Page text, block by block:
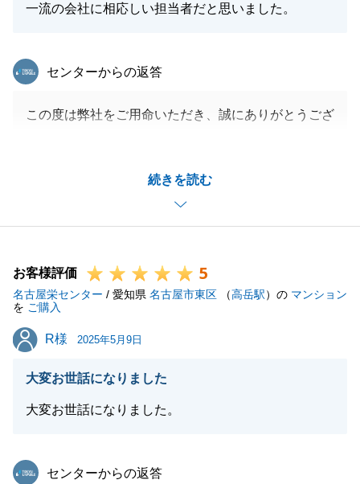
一流の会社に相応しい担当者だと思いました。
続きを読む
東急リバブル
センターからの返答
この度は弊社をご用命いただき、誠にありがとうござ
ご協力頂きましたおかげで、無事お引渡し完了となり
誠にありがとうございました。
気軽にご相談お待ちしております。
お客様評価 5
名古屋栄センター / 愛知県 名古屋市東区 （高岳駅）の マンション
を ご購入
R様
R様 2025年5月9日
大変お世話になりました
大変お世話になりました。
東急リバブル
センターからの返答